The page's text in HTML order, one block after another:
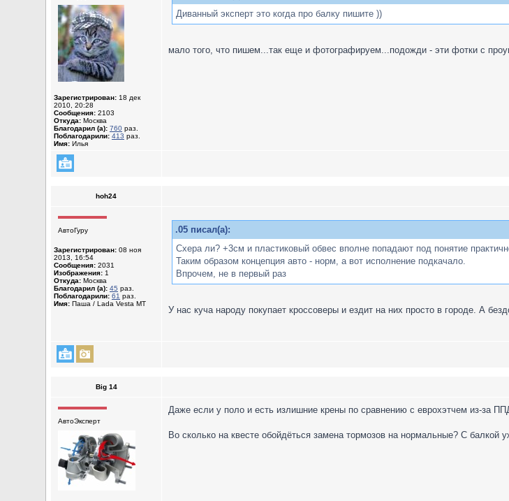
Зарегистрирован: 18 дек
2010, 20:28
Сообщения: 2103
Откуда: Москва
Благодарил (а): 760 раз.
Поблагодарили: 413 раз.
Имя: Илья
Диванный эксперт это когда про балку пишите ))
мало того, что пишем...так еще и фотографируем...подожди - эти фотки с
hoh24
АвтоГуру
Зарегистрирован: 08 ноя
2013, 16:54
Сообщения: 2031
Изображения: 1
Откуда: Москва
Благодарил (а): 45 раз.
Поблагодарили: 61 раз.
Имя: Паша / Lada Vesta MT
.05 писал(а):
Схера ли? +3см и пластиковый обвес вполне попадают под понятие
Таким образом концепция авто - норм, а вот исполнение подкачало.
Впрочем, не в первый раз
У нас куча народу покупает кроссоверы и ездит на них просто в городе. А
Big 14
АвтоЭксперт
Даже если у поло и есть излишние крены по сравнению с еврохэтчем из-за
Во сколько на квесте обойдёться замена тормозов на нормальные? С балкой